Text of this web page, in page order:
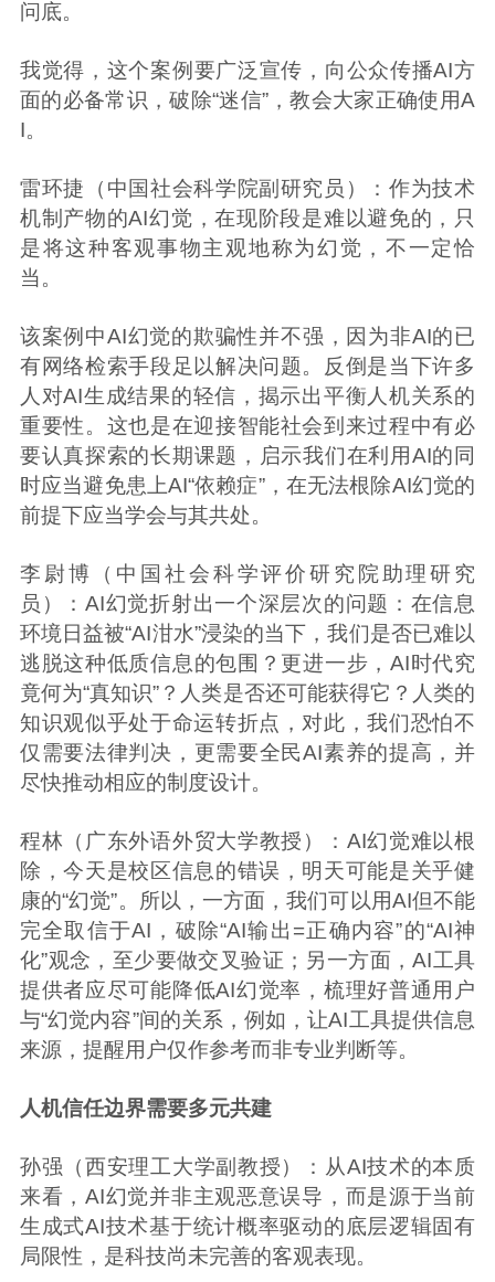
问底。
我觉得，这个案例要广泛宣传，向公众传播AI方
面的必备常识，破除“迷信”，教会大家正确使用A
I。
雷环捷（中国社会科学院副研究员）：作为技术
机制产物的AI幻觉，在现阶段是难以避免的，只
是将这种客观事物主观地称为幻觉，不一定恰
当。
该案例中AI幻觉的欺骗性并不强，因为非AI的已
有网络检索手段足以解决问题。反倒是当下许多
人对AI生成结果的轻信，揭示出平衡人机关系的
重要性。这也是在迎接智能社会到来过程中有必
要认真探索的长期课题，启示我们在利用AI的同
时应当避免患上AI“依赖症”，在无法根除AI幻觉的
前提下应当学会与其共处。
李尉博（中国社会科学评价研究院助理研究
员）：AI幻觉折射出一个深层次的问题：在信息
环境日益被“AI泔水”浸染的当下，我们是否已难以
逃脱这种低质信息的包围？更进一步，AI时代究
竟何为“真知识”？人类是否还可能获得它？人类的
知识观似乎处于命运转折点，对此，我们恐怕不
仅需要法律判决，更需要全民AI素养的提高，并
尽快推动相应的制度设计。
程林（广东外语外贸大学教授）：AI幻觉难以根
除，今天是校区信息的错误，明天可能是关乎健
康的“幻觉”。所以，一方面，我们可以用AI但不能
完全取信于AI，破除“AI输出=正确内容”的“AI神
化”观念，至少要做交叉验证；另一方面，AI工具
提供者应尽可能降低AI幻觉率，梳理好普通用户
与“幻觉内容”间的关系，例如，让AI工具提供信息
来源，提醒用户仅作参考而非专业判断等。
人机信任边界需要多元共建
孙强（西安理工大学副教授）：从AI技术的本质
来看，AI幻觉并非主观恶意误导，而是源于当前
生成式AI技术基于统计概率驱动的底层逻辑固有
局限性，是科技尚未完善的客观表现。